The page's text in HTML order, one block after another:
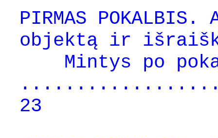
PIRMAS
objektą ir
Mintys po
23